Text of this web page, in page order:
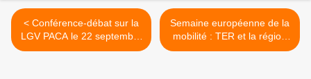
< Conférence-débat sur la
LGV PACA le 22 septembre
à TOULON
Semaine européenne de la
mobilité : TER et la région
PACA se mobilisent! >